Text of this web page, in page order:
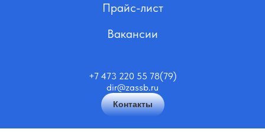
Прайс-лист
Вакансии
+7 473 220 55 78(79)
dir@zassb.ru
Контакты